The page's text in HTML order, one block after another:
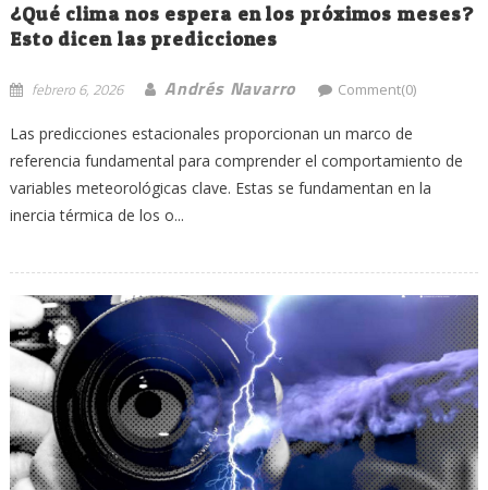
¿Qué clima nos espera en los próximos meses?
Esto dicen las predicciones
febrero 6, 2026 Andrés Navarro Comment(0)
Las predicciones estacionales proporcionan un marco de
referencia fundamental para comprender el comportamiento de
variables meteorológicas clave. Estas se fundamentan en la
inercia térmica de los o...